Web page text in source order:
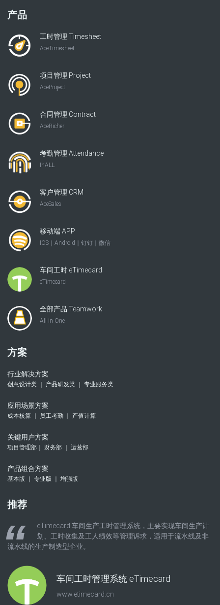
产品
工时管理 Timesheet
AceTimesheet
项目管理 Project
AceProject
合同管理 Contract
AceRicher
考勤管理 Attendance
InALL
客户管理 CRM
AceSales
移动端 APP
IOS｜Android｜钉钉｜微信
车间工时 eTimecard
eTimecard
全部产品 Teamwork
All in One
方案
行业解决方案
创意设计类 ｜ 产品研发类 ｜ 专业服务类
应用场景方案
成本核算 ｜ 员工考勤 ｜ 产值计算
关键用户方案
项目管理部｜ 财务部 ｜ 运营部
产品组合方案
基本版 ｜ 专业版 ｜ 增强版
推荐
eTimecard 车间生产工时管理系统，主要实现车间生产计
划、工时收集及工人绩效等管理诉求，适用于流水线及非
流水线的生产制造型企业。
车间工时管理系统 eTimecard
www.etimecard.cn